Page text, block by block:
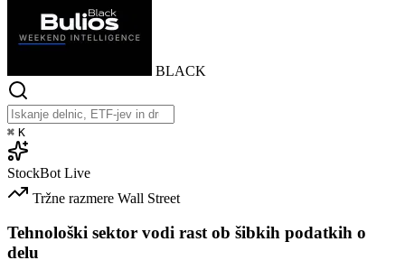
BLACK
⌘ K
StockBot Live
Tržne razmere Wall Street
Tehnološki sektor vodi rast ob šibkih podatkih o
delu